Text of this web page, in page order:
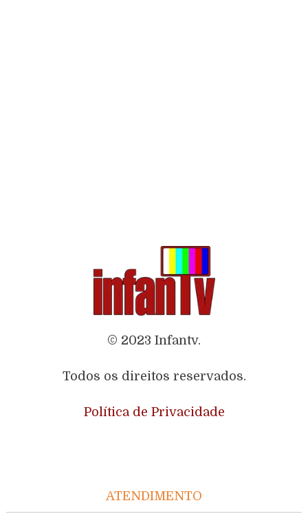
© 2023 Infantv.
Todos os direitos reservados.
Política de Privacidade
ATENDIMENTO